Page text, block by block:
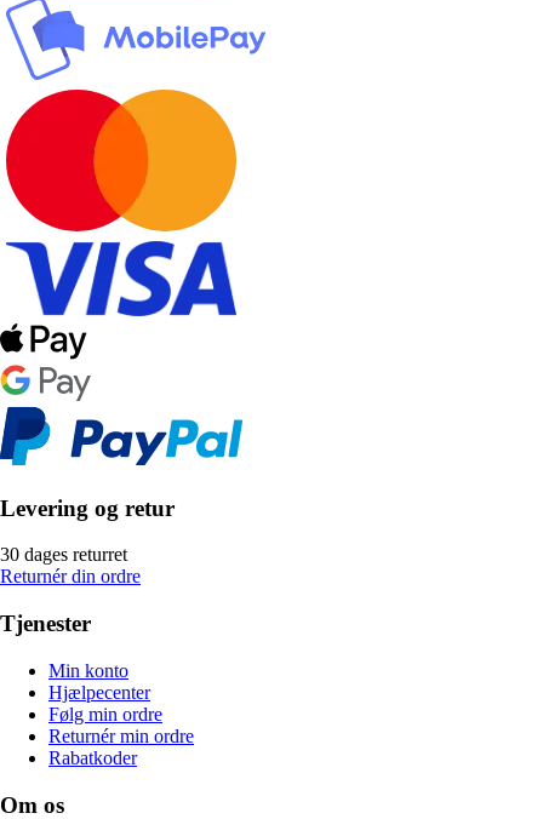
Levering og retur
30 dages returret
Returnér din ordre
Tjenester
Min konto
Hjælpecenter
Følg min ordre
Returnér min ordre
Rabatkoder
Om os